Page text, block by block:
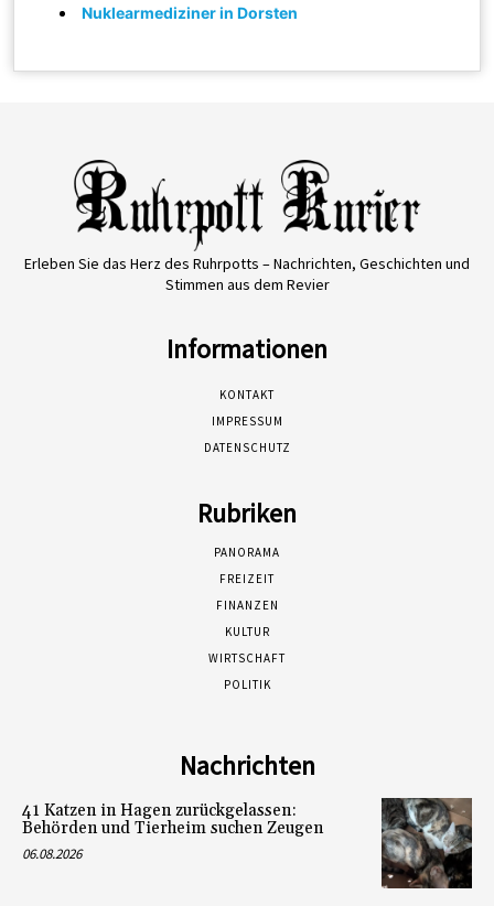
Nuklearmediziner in Dorsten
Erleben Sie das Herz des Ruhrpotts – Nachrichten, Geschichten und
Stimmen aus dem Revier
Informationen
KONTAKT
IMPRESSUM
DATENSCHUTZ
Rubriken
PANORAMA
FREIZEIT
FINANZEN
KULTUR
WIRTSCHAFT
POLITIK
Nachrichten
41 Katzen in Hagen zurückgelassen:
Behörden und Tierheim suchen Zeugen
06.08.2026